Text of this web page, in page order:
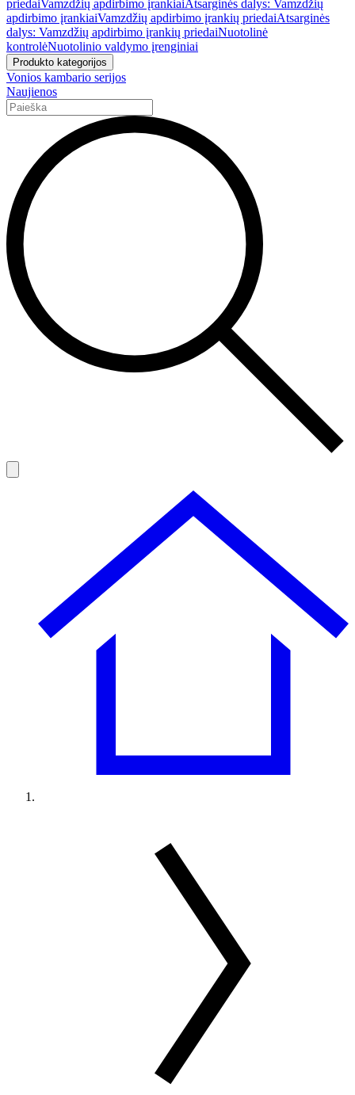
priedaiVamzdžių apdirbimo įrankiaiAtsarginės dalys: Vamzdžių
apdirbimo įrankiaiVamzdžių apdirbimo įrankių priedaiAtsarginės
dalys: Vamzdžių apdirbimo įrankių priedaiNuotolinė
kontrolėNuotolinio valdymo įrenginiai
Produkto kategorijos
Vonios kambario serijos
Naujienos